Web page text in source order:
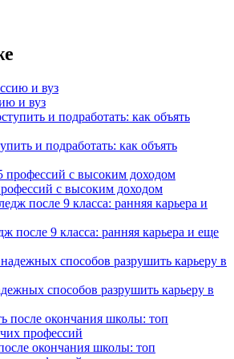
и вуз
и подработать: как объять
с высоким доходом
после 9 класса: ранняя карьера и еще
способов разрушить карьеру в
окончания школы: топ